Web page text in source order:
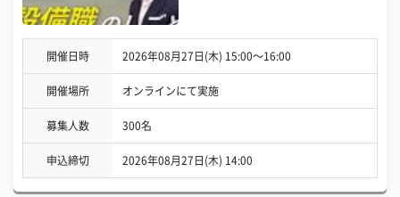
開催日時 2026年08月27日(木) 15:00〜16:00
開催場所 オンラインにて実施
募集人数 300名
申込締切 2026年08月27日(木) 14:00